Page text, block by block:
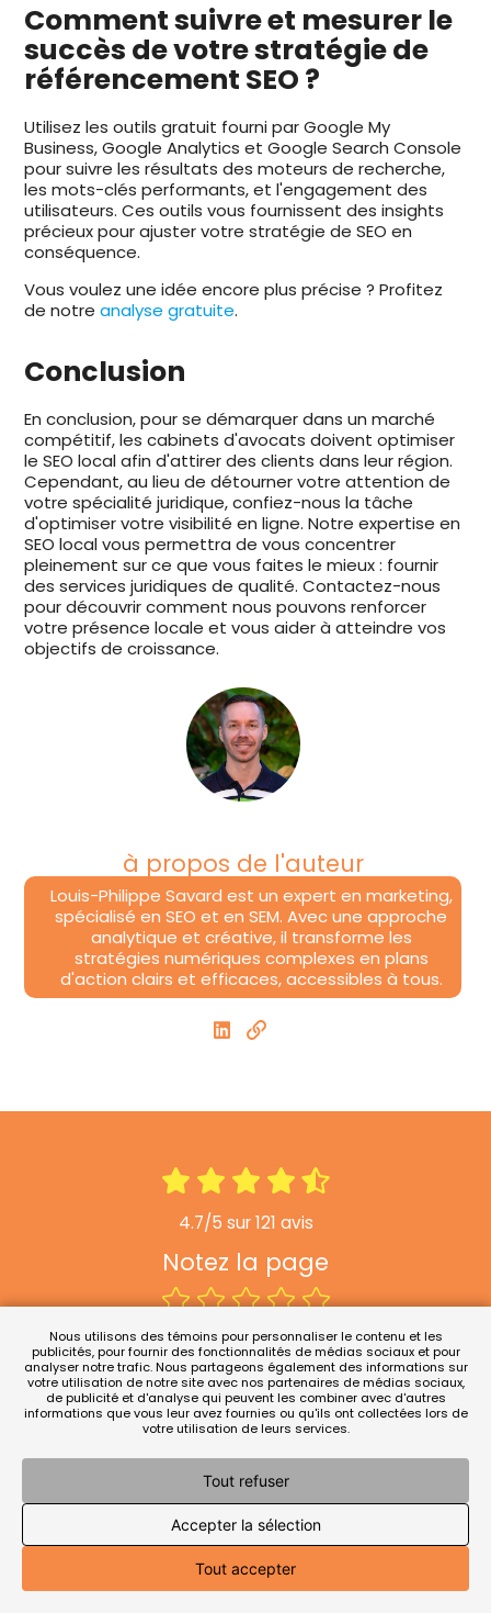
Comment suivre et mesurer le
succès de votre stratégie de
référencement SEO ?
Utilisez les outils gratuit fourni par Google My
Business, Google Analytics et Google Search Console
pour suivre les résultats des moteurs de recherche,
les mots-clés performants, et l'engagement des
utilisateurs. Ces outils vous fournissent des insights
précieux pour ajuster votre stratégie de SEO en
conséquence.
Vous voulez une idée encore plus précise ? Profitez
de notreanalyse gratuite.
Conclusion
En conclusion, pour se démarquer dans un marché
compétitif, les cabinets d'avocats doivent optimiser
le SEO local afin d'attirer des clients dans leur région.
Cependant, au lieu de détourner votre attention de
votre spécialité juridique, confiez-nous la tâche
d'optimiser votre visibilité en ligne. Notre expertise en
SEO local vous permettra de vous concentrer
pleinement sur ce que vous faites le mieux : fournir
des services juridiques de qualité. Contactez-nous
pour découvrir comment nous pouvons renforcer
votre présence locale et vous aider à atteindre vos
objectifs de croissance.
à propos de l'auteur
Louis-Philippe Savard est un expert en marketing,
spécialisé en SEO et en SEM. Avec une approche
analytique et créative, il transforme les
stratégies numériques complexes en plans
d'action clairs et efficaces, accessibles à tous.
4.7/5 sur 121 avis
Notez la page
NOTEZ CETTE PAGE
Nous utilisons des témoins pour personnaliser le contenu et les
publicités, pour fournir des fonctionnalités de médias sociaux et pour
analyser notre trafic. Nous partageons également des informations sur
votre utilisation de notre site avec nos partenaires de médias sociaux,
de publicité et d'analyse qui peuvent les combiner avec d'autres
informations que vous leur avez fournies ou qu'ils ont collectées lors de
votre utilisation de leurs services.
Tout refuser
Accepter la sélection
Tout accepter